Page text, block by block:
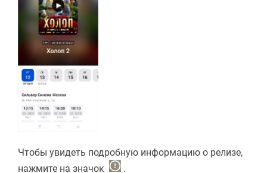
Чтобы увидеть подробную информацию о релизе,
нажмите на значок
.